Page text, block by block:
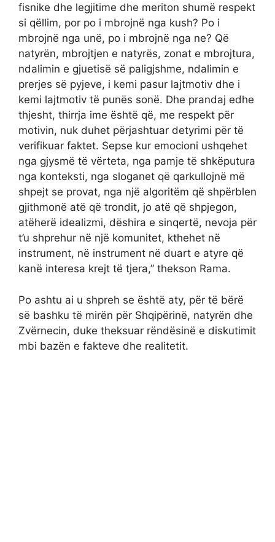
fisnike dhe legjitime dhe meriton shumë respekt
si qëllim, por po i mbrojnë nga kush? Po i
mbrojnë nga unë, po i mbrojnë nga ne? Që
natyrën, mbrojtjen e natyrës, zonat e mbrojtura,
ndalimin e gjuetisë së paligjshme, ndalimin e
prerjes së pyjeve, i kemi pasur lajtmotiv dhe i
kemi lajtmotiv të punës sonë. Dhe prandaj edhe
thjesht, thirrja ime është që, me respekt për
motivin, nuk duhet përjashtuar detyrimi për të
verifikuar faktet. Sepse kur emocioni ushqehet
nga gjysmë të vërteta, nga pamje të shkëputura
nga konteksti, nga sloganet që qarkullojnë më
shpejt se provat, nga një algoritëm që shpërblen
gjithmonë atë që trondit, jo atë që shpjegon,
atëherë idealizmi, dëshira e sinqertë, nevoja për
t’u shprehur në një komunitet, kthehet në
instrument, në instrument në duart e atyre që
kanë interesa krejt të tjera,” thekson Rama.
Po ashtu ai u shpreh se është aty, për të bërë
së bashku të mirën për Shqipërinë, natyrën dhe
Zvërnecin, duke theksuar rëndësinë e diskutimit
mbi bazën e fakteve dhe realitetit.